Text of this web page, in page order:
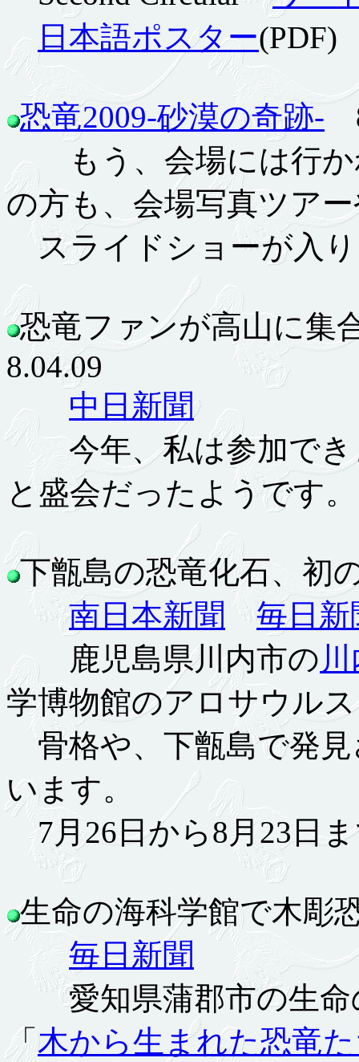
日本語ポスター(PDF)
恐竜2009-砂漠の奇跡-
もう、会場には行か
の方も、会場写真ツア
スライドショーが入
恐竜ファンが高山に
8.04.09
中日新聞
今年、私は参加でき
と盛会だったようです。
下甑島の恐竜化石、初
南日本新聞
毎日新
鹿児島県川内市の
学博物館のアロサウルス
骨格や、下甑島で発
います。
7月26日から8月23日
生命の海科学館で木彫
毎日新聞
愛知県蒲郡市の生命
「木から生まれた恐竜